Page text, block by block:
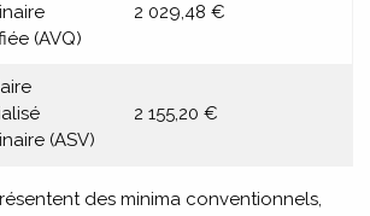
(AVQ)
2 029,48 €
(ASV)
2 155,20 €
des minima conventionnels,